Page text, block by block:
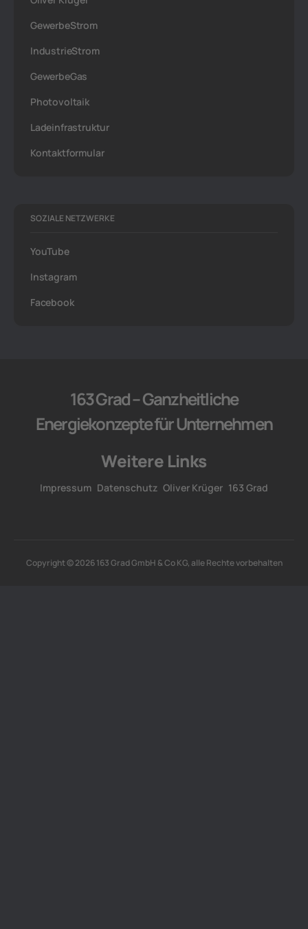
GewerbeStrom
IndustrieStrom
GewerbeGas
Photovoltaik
Ladeinfrastruktur
Kontaktformular
SOZIALE NETZWERKE
YouTube
Instagram
Facebook
163 Grad – Ganzheitliche
Energiekonzepte für Unternehmen
Weitere Links
Impressum Datenschutz Oliver Krüger 163 Grad
Copyright © 2026 163 Grad GmbH & Co KG, alle Rechte vorbehalten